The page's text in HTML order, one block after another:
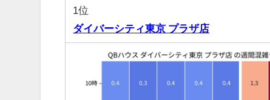
1位
ダイバーシティ東京 プラザ店